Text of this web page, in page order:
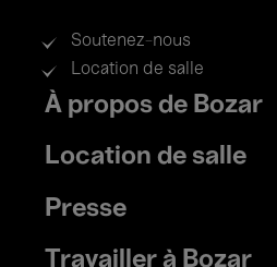
Soutenez-nous
Location de salle
Footer
menu
À propos de Bozar
Location de salle
Presse
Travailler à Bozar